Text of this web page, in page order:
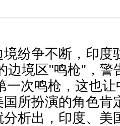
争不断，印度
边境区"鸣枪"，
一次鸣枪，这也
所扮演的角色肯
析出，印度、美